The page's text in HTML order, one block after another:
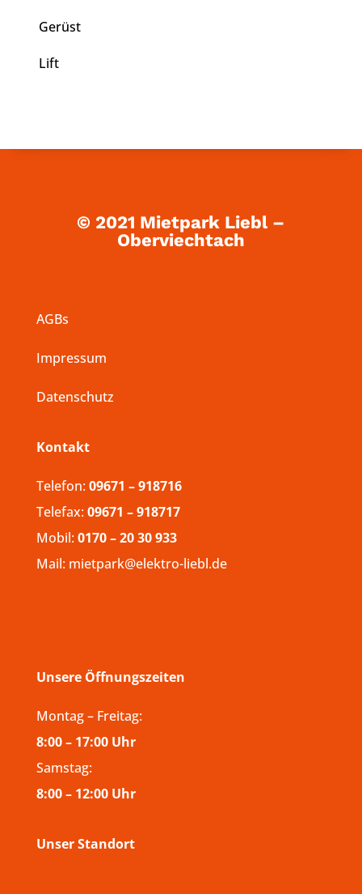
Gerüst
Lift
© 2021 Mietpark Liebl –
Oberviechtach
AGBs
Impressum
Datenschutz
Kontakt
Telefon:09671 – 918716
Telefax:09671 – 918717
Mobil:0170 – 20 30 933
Mail: mietpark@elektro-liebl.de
Unsere Öffnungszeiten
Montag – Freitag:
8:00 – 17:00 Uhr
Samstag:
8:00 – 12:00 Uhr
Unser Standort